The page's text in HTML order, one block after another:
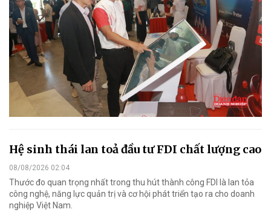
Hệ sinh thái lan toả đầu tư FDI chất lượng cao
08/08/2026 02:04
Thước đo quan trọng nhất trong thu hút thành công FDI là lan tỏa
công nghệ, năng lực quản trị và cơ hội phát triển tạo ra cho doanh
nghiệp Việt Nam.